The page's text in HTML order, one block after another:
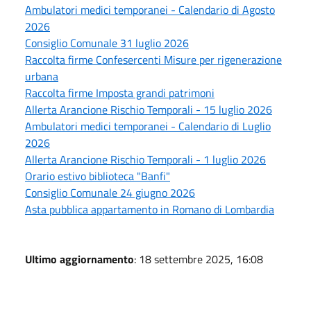
Ambulatori medici temporanei - Calendario di Agosto
2026
Consiglio Comunale 31 luglio 2026
Raccolta firme Confesercenti Misure per rigenerazione
urbana
Raccolta firme Imposta grandi patrimoni
Allerta Arancione Rischio Temporali - 15 luglio 2026
Ambulatori medici temporanei - Calendario di Luglio
2026
Allerta Arancione Rischio Temporali - 1 luglio 2026
Orario estivo biblioteca "Banfi"
Consiglio Comunale 24 giugno 2026
Asta pubblica appartamento in Romano di Lombardia
Ultimo aggiornamento: 18 settembre 2025, 16:08